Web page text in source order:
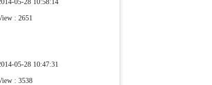
05-28 10:58:14
: 2651
05-28 10:47:31
: 3538